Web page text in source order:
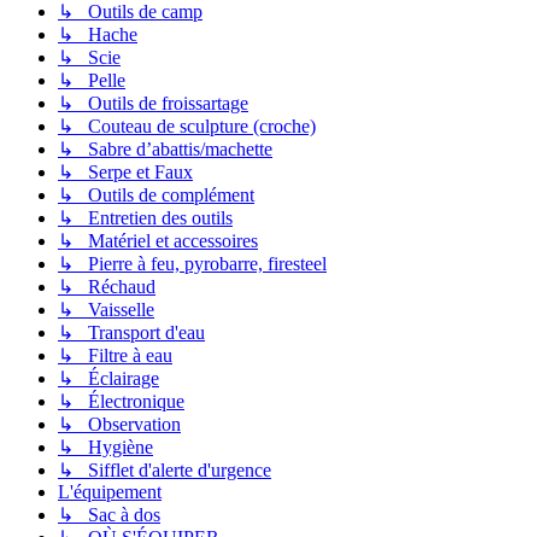
↳ Outils de camp
↳ Hache
↳ Scie
↳ Pelle
↳ Outils de froissartage
↳ Couteau de sculpture (croche)
↳ Sabre d’abattis/machette
↳ Serpe et Faux
↳ Outils de complément
↳ Entretien des outils
↳ Matériel et accessoires
↳ Pierre à feu, pyrobarre, firesteel
↳ Réchaud
↳ Vaisselle
↳ Transport d'eau
↳ Filtre à eau
↳ Éclairage
↳ Électronique
↳ Observation
↳ Hygiène
↳ Sifflet d'alerte d'urgence
L'équipement
↳ Sac à dos